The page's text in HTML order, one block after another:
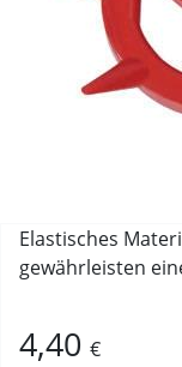
Elastisches
gewährleisten
4,40 €